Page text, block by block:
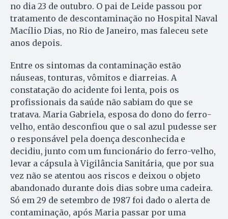
no dia 23 de outubro. O pai de Leide passou por
tratamento de descontaminação no Hospital Naval
Macílio Dias, no Rio de Janeiro, mas faleceu sete
anos depois.
Entre os sintomas da contaminação estão
náuseas, tonturas, vômitos e diarreias. A
constatação do acidente foi lenta, pois os
profissionais da saúde não sabiam do que se
tratava. Maria Gabriela, esposa do dono do ferro-
velho, então desconfiou que o sal azul pudesse ser
o responsável pela doença desconhecida e
decidiu, junto com um funcionário do ferro-velho,
levar a cápsula à Vigilância Sanitária, que por sua
vez não se atentou aos riscos e deixou o objeto
abandonado durante dois dias sobre uma cadeira.
Só em 29 de setembro de 1987 foi dado o alerta de
contaminação, após Maria passar por uma